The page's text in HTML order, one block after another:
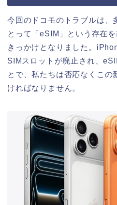
今回のドコモのトラブルは、
とって「eSIM」という存在
きっかけとなりました。
SIMスロットが廃止され、
とで、私たちは否応なくこの
ければなりません。